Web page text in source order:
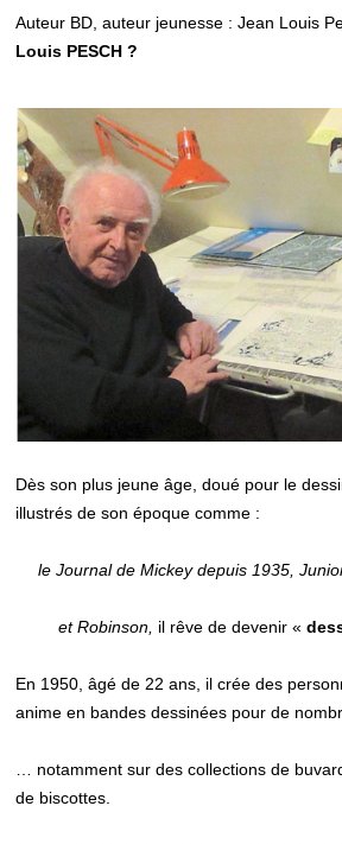
Auteur BD, auteur jeunesse : Jean Louis
Louis PESCH ?
Dès son plus jeune âge, doué pour le
illustrés de son époque comme :
le Journal de Mickey depuis 1935,
et Robinson, il rêve de devenir «
En 1950, âgé de 22 ans, il crée des
anime en bandes dessinées pour de
… notamment sur des collections de
de biscottes.